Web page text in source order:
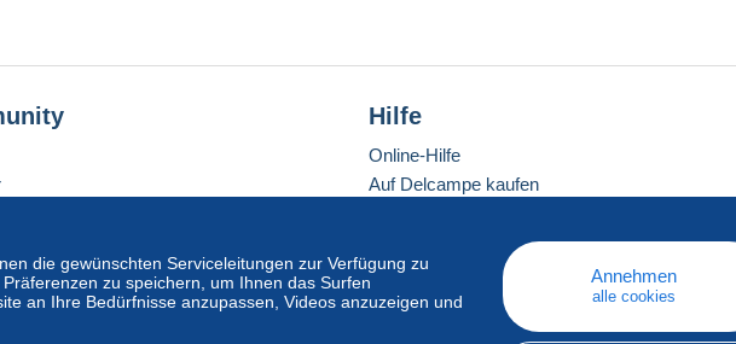
die gewünschten Serviceleitungen zur Verfügung zu
zu speichern, um Ihnen das Surfen
an Ihre Bedürfnisse anzupassen, Videos anzuzeigen und
Annehmen
alle cookies
Hilfe
Online-Hilfe
Auf Delcampe kaufen
Eine sichere Website